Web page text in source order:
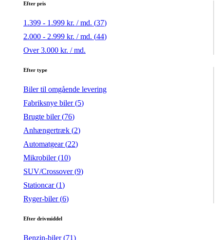
Efter pris
1.399 - 1.999 kr. / md. (37)
2.000 - 2.999 kr. / md. (44)
Over 3.000 kr. / md.
Efter type
Biler til omgående levering
Fabriksnye biler (5)
Brugte biler (76)
Anhængertræk (2)
Automatgear (22)
Mikrobiler (10)
SUV/Crossover (9)
Stationcar (1)
Ryger-biler (6)
Efter drivmiddel
Benzin-biler (71)